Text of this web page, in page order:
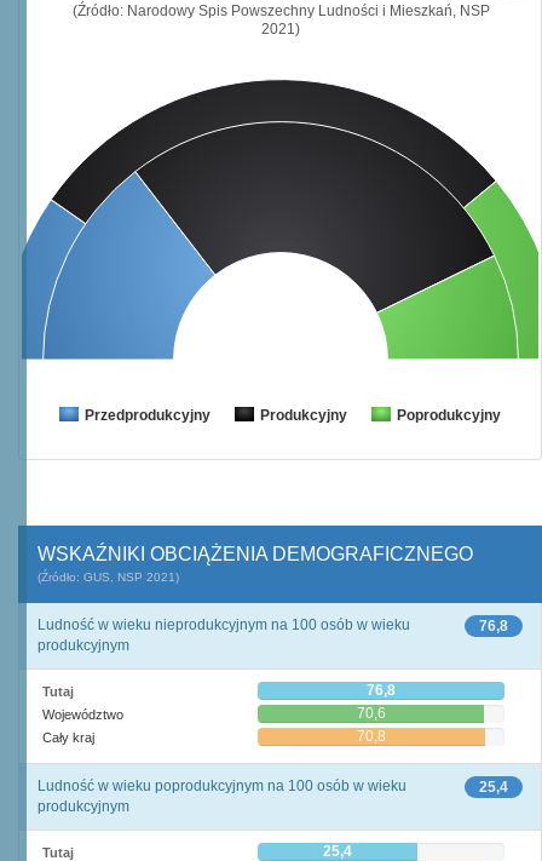
(Źródło: Narodowy Spis Powszechny Ludności i Mieszkań, NSP
2021)
Przedprodukcyjny Produkcyjny Poprodukcyjny
WSKAŹNIKI OBCIĄŻENIA DEMOGRAFICZNEGO
(Źródło: GUS, NSP 2021)
76,8
Ludność w wieku nieprodukcyjnym na 100 osób w wieku
produkcyjnym
Tutaj 76,8
Województwo 70,6
Cały kraj 70,8
25,4
Ludność w wieku poprodukcyjnym na 100 osób w wieku
produkcyjnym
Tutaj 25,4